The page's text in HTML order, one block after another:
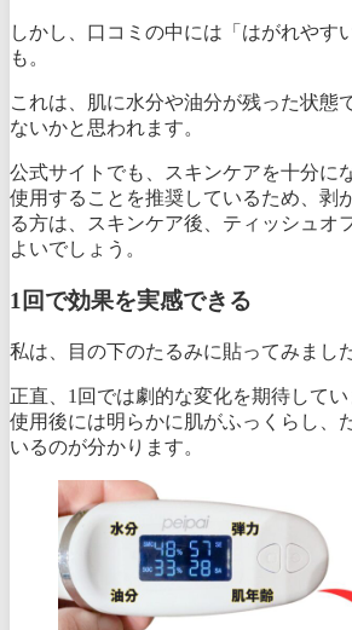
しかし、口コミの中には「はがれやす
も。
これは、肌に水分や油分が残った状態
ないかと思われます。
公式サイトでも、スキンケアを十分に
使用することを推奨しているため、 剥
る方は、スキンケア後、ティッシュオ
よいでしょう。
1回で効果を実感できる
私は、目の下のたるみに貼ってみました
正直、1回では劇的な変化を期待してい
使用後には明らかに肌がふっくらし、
いるのが分かります。